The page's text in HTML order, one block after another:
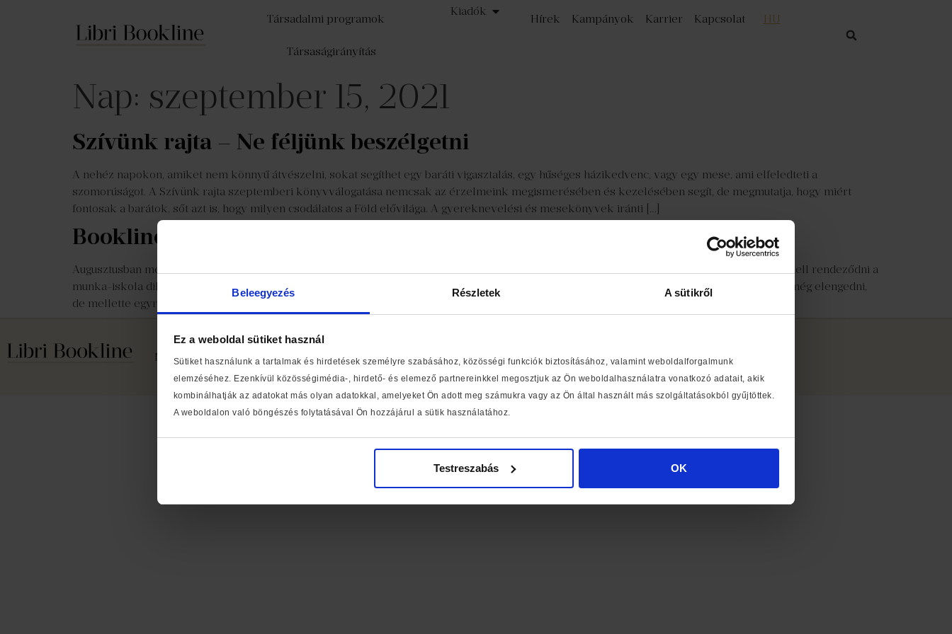
Beleegyezés Részletek A sütikről
Ez a weboldal sütiket használ
Sütiket használunk a tartalmak és hirdetések személyre szabásához, közösségi funkciók biztosításához, valamint weboldalforgalmunk
elemzéséhez. Ezenkívül közösségimédia-, hirdető- és elemező partnereinkkel megosztjuk az Ön weboldalhasználatra vonatkozó adatait, akik
kombinálhatják az adatokat más olyan adatokkal, amelyeket Ön adott meg számukra vagy az Ön által használt más szolgáltatásokból gyűjtöttek.
A weboldalon való böngészés folytatásával Ön hozzájárul a sütik használatához.
Testreszabás OK
Társadalmi programok
Társaságirányítás
Kiadók
Hírek Kampányok Karrier Kapcsolat HU
Nap: szeptember 15, 2021
Szívünk rajta – Ne féljünk beszélgetni
A nehéz napokon, amiket nem könnyű átvészelni, sokat segíthet egy baráti vigasztalás, egy hűséges házikedvenc, vagy egy mese, ami elfeledteti a
szomorúságot. A Szívünk rajta szeptemberi könyvválogatása nemcsak az érzelmeink megismerésében és kezelésében segít, de megmutatja, hogy miért
fontosak a barátok, sőt azt is, hogy milyen csodálatos a Föld elővilága. A gyereknevelési és mesekönyvek iránti […]
Bookline Top50 – Eklektikus ősz
Augusztusban még meleg van, de ilyenkor már mindenki tudja, hogy a gondtalan nyári napoknak hamarosan vége: lassan, de biztosan vissza kell rendeződni a
munka-iskola diktálta hétköznapokba. A legkeresettebb könyvek listája jól tükrözi ezt a kettősséget: a romantikus történeteket nem tudtuk még elengedni,
de mellette egyre jobban belemerültünk az önismeretbe is. És csak faltuk, faltuk a […]
Médiaajánlat Cookie szabályzat Részvényeseknek © 2026Libri Bookline Zrt.